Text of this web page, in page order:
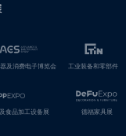
及消费电子博览会 工业装备和零部件
食品加工设备展 德福家具展